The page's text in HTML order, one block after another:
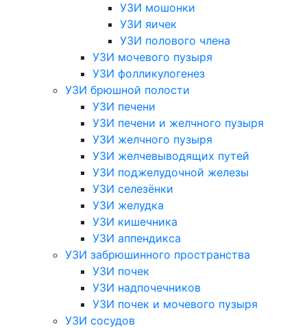
УЗИ мошонки
УЗИ яичек
УЗИ полового члена
УЗИ мочевого пузыря
УЗИ фолликулогенез
УЗИ брюшной полости
УЗИ печени
УЗИ печени и желчного пузыря
УЗИ желчного пузыря
УЗИ желчевыводящих путей
УЗИ поджелудочной железы
УЗИ селезёнки
УЗИ желудка
УЗИ кишечника
УЗИ аппендикса
УЗИ забрюшинного пространства
УЗИ почек
УЗИ надпочечников
УЗИ почек и мочевого пузыря
УЗИ сосудов